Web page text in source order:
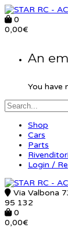
0
0,00€
An
You have
Shop
Cars
Parts
Rivenditori
Login /
Via Valbona
95 132
0
0,00€